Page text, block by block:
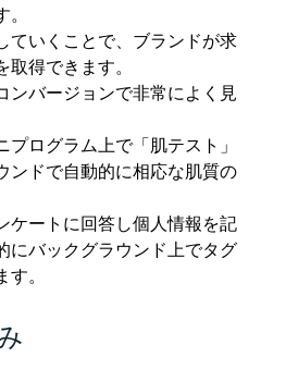
ていくことで、ブランドが求
得できます。
ンバージョンで非常によく見
ログラム上で「肌テスト」
ンドで自動的に相応な肌質の
ケートに回答し個人情報を記
にバックグラウンド上でタグ
。